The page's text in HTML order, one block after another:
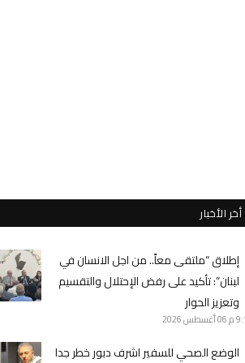
أخر الأخبار
إطلاق “ملتقى معاً.. من اجل الانسان في
لبنان”: تأكيد على رفض الإحتلال والتقسيم
وتعزيز الحوار
م 06 أغسطس 2026
الوضع الصحي للسفير اشرف دبور خطر جدا